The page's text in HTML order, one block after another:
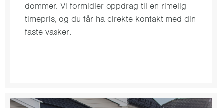
dommer. Vi formidler oppdrag til en rimelig
timepris, og du får ha direkte kontakt med din
faste vasker.